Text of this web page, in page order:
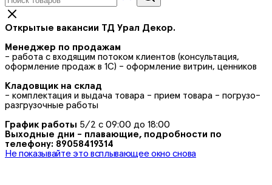
Открытые вакансии ТД Урал Декор.
Менеджер по продажам
- работа с входящим потоком клиентов (консультация,
оформление продаж в 1С) - оформление витрин, ценников
Кладовщик на склад
- комплектация и выдача товара - прием товара - погрузо-
разгрузочные работы
График работы 5/2 с 09:00 до 18:00
Выходные дни - плавающие, подробности по
телефону: 89058419314
Не показывайте это всплывающее окно снова